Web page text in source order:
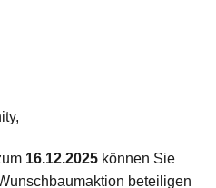
16.12.2025 können Sie
beteiligen